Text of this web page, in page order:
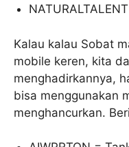
Kalau kalau Sobat
mobile keren, kita
menghadirkannya,
bisa menggunakan
menghancurkan.